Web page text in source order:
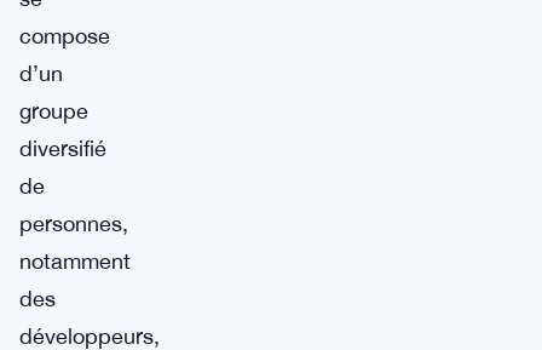
compose
d’un
groupe
diversifié
de
personnes,
notamment
des
développeurs,